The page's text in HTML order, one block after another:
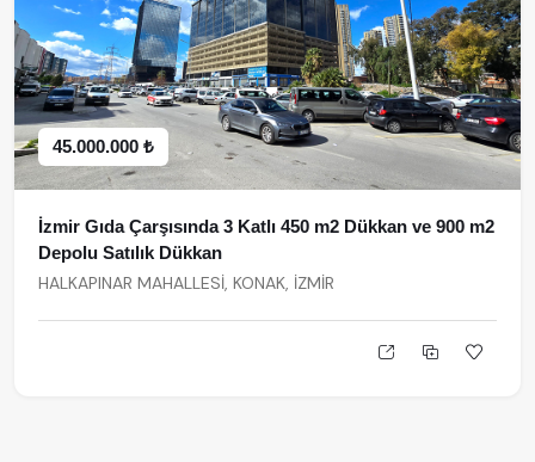
45.000.000 ₺
İzmir Gıda Çarşısında 3 Katlı 450 m2 Dükkan ve 900 m2
Depolu Satılık Dükkan
HALKAPINAR MAHALLESİ, KONAK, İZMİR